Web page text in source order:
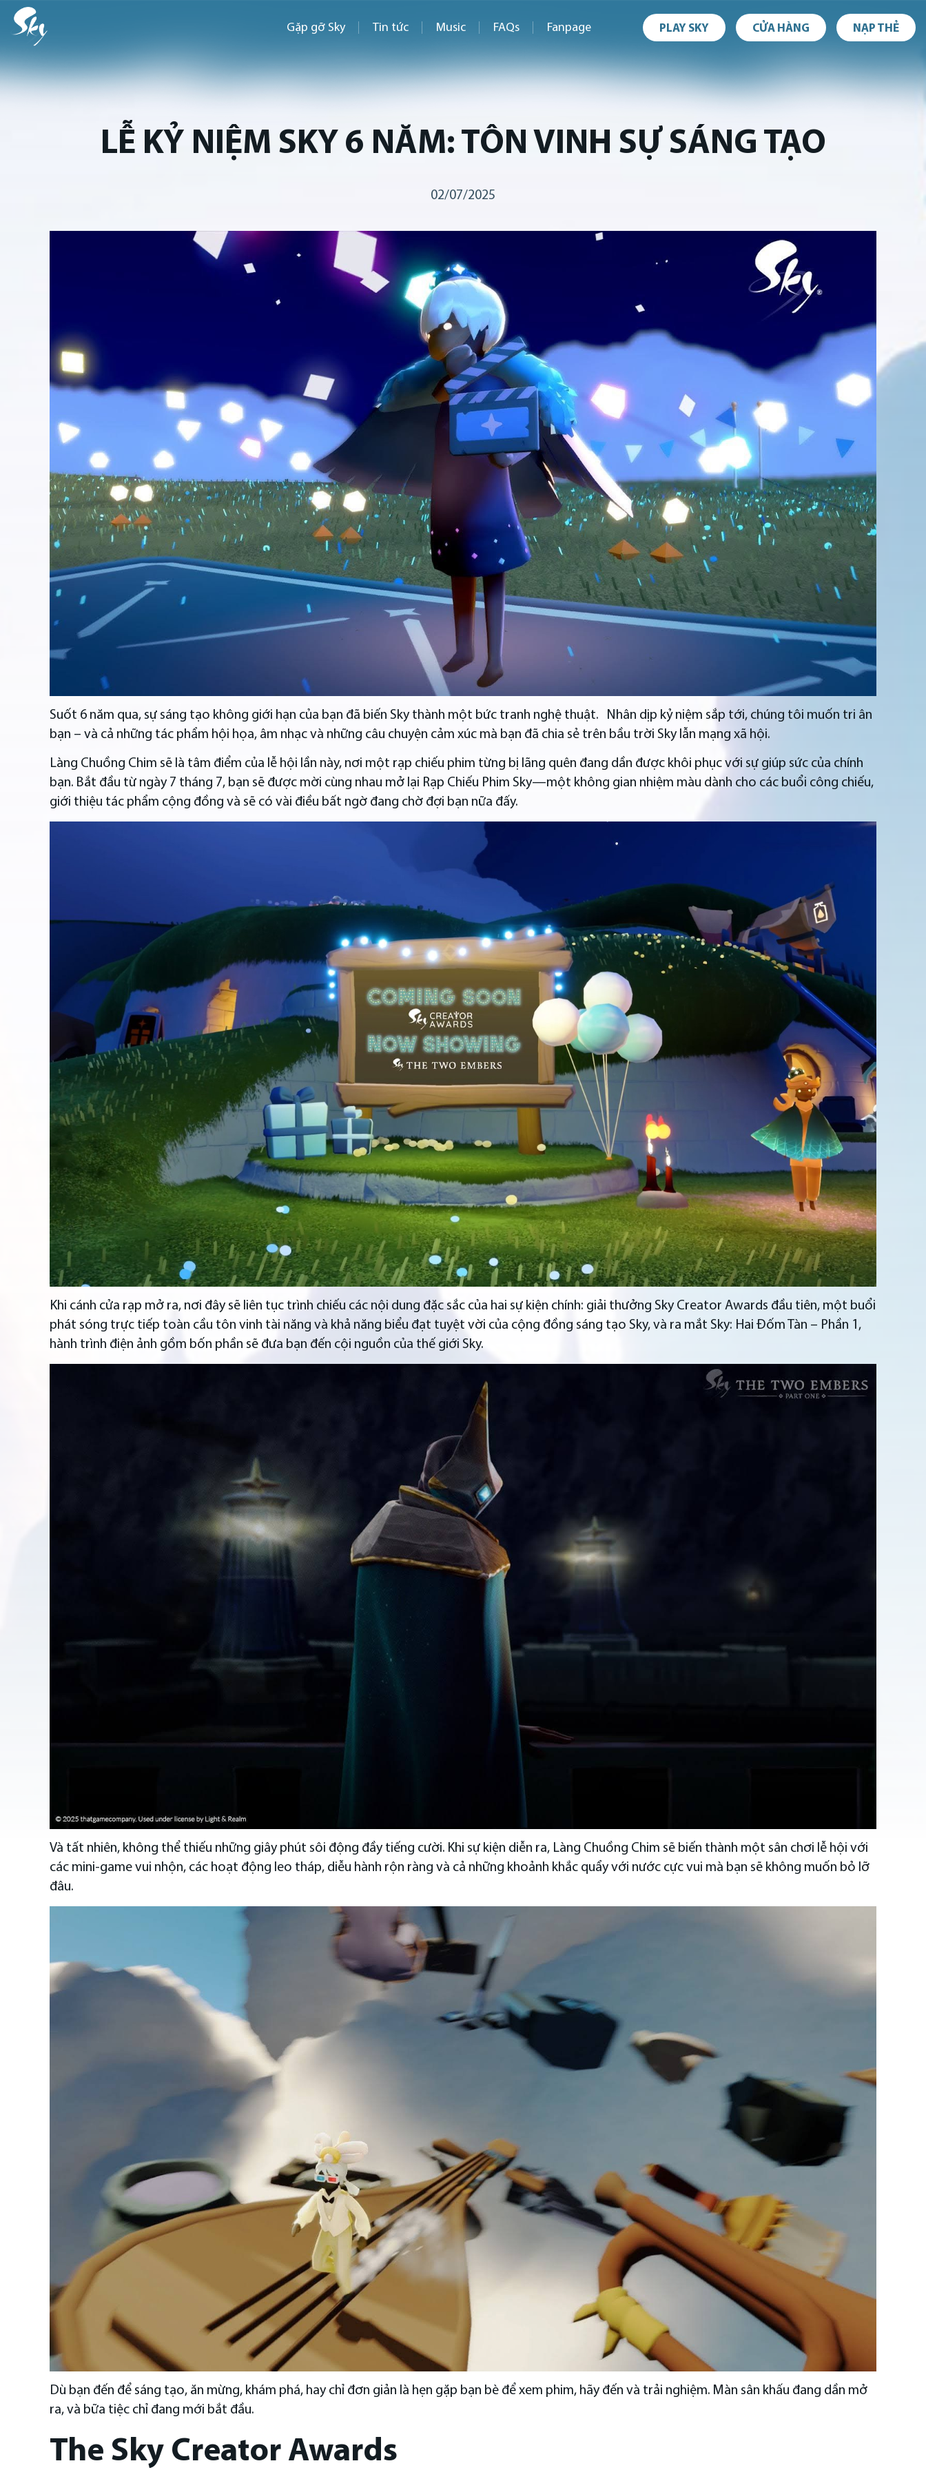
Gặp gỡ Sky Tin tức Music FAQs Fanpage PLAY SKY CỬA HÀNG NẠP THẺ
LỄ KỶ NIỆM SKY 6 NĂM: TÔN VINH SỰ SÁNG TẠO
02/07/2025
Suốt 6 năm qua, sự sáng tạo không giới hạn của bạn đã biến Sky thành một bức tranh nghệ thuật. Nhân dịp kỷ niệm sắp tới, chúng tôi muốn tri ân
bạn – và cả những tác phẩm hội họa, âm nhạc và những câu chuyện cảm xúc mà bạn đã chia sẻ trên bầu trời Sky lẫn mạng xã hội.
Làng Chuồng Chim sẽ là tâm điểm của lễ hội lần này, nơi một rạp chiếu phim từng bị lãng quên đang dần được khôi phục với sự giúp sức của chính
bạn. Bắt đầu từ ngày 7 tháng 7, bạn sẽ được mời cùng nhau mở lại Rạp Chiếu Phim Sky—một không gian nhiệm màu dành cho các buổi công chiếu,
giới thiệu tác phẩm cộng đồng và sẽ có vài điều bất ngờ đang chờ đợi bạn nữa đấy.
Khi cánh cửa rạp mở ra, nơi đây sẽ liên tục trình chiếu các nội dung đặc sắc của hai sự kiện chính: giải thưởng Sky Creator Awards đầu tiên, một buổi
phát sóng trực tiếp toàn cầu tôn vinh tài năng và khả năng biểu đạt tuyệt vời của cộng đồng sáng tạo Sky, và ra mắt Sky: Hai Đốm Tàn – Phần 1,
hành trình điện ảnh gồm bốn phần sẽ đưa bạn đến cội nguồn của thế giới Sky.
Và tất nhiên, không thể thiếu những giây phút sôi động đầy tiếng cười. Khi sự kiện diễn ra, Làng Chuồng Chim sẽ biến thành một sân chơi lễ hội với
các mini-game vui nhộn, các hoạt động leo tháp, diễu hành rộn ràng và cả những khoảnh khắc quẩy với nước cực vui mà bạn sẽ không muốn bỏ lỡ
đâu.
Dù bạn đến để sáng tạo, ăn mừng, khám phá, hay chỉ đơn giản là hẹn gặp bạn bè để xem phim, hãy đến và trải nghiệm. Màn sân khấu đang dần mở
ra, và bữa tiệc chỉ đang mới bắt đầu.
The Sky Creator Awards